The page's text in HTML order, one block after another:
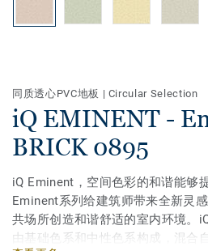
同质透心PVC地板 | Circular Selection
iQ EMINENT -
BRICK 0895
iQ Eminent，空间色彩的和谐能够
Eminent系列给建筑师带来全新灵
共场所创造和谐舒适的室内环境。
由基础色系和中性色系构成，混合